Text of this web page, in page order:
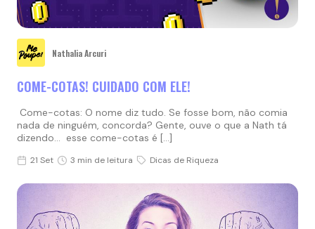
Nathalia Arcuri
COME-COTAS! CUIDADO COM ELE!
Come-cotas: O nome diz tudo. Se fosse bom, não comia
nada de ninguém, concorda? Gente, ouve o que a Nath tá
dizendo… esse come-cotas é […]
21 Set 3 min de leitura Dicas de Riqueza